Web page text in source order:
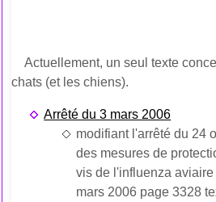
Actuellement, un seul texte
chats (et les chiens).
Arrêté du 3 mars 2006
modifiant l'arrêté du 24
des mesures de
vis de l'influenza aviaire
mars 2006 page 3328